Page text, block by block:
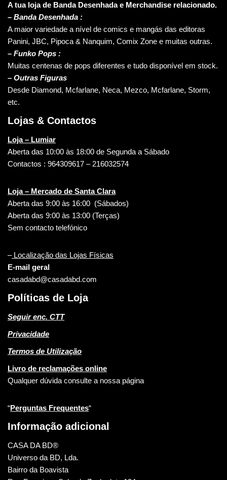
A tua loja de Banda Desenhada e Merchandise relacionado.
– Banda Desenhada :
A maior variedade a nível de comics e mangás das editoras
Panini, JBC, Pipoca & Nanquim, Comix Zone e muitas outras.
– Funko Pops :
Muitas centenas de pops diferentes e tudo disponível em stock.
– Outras Figuras
Desde Diamond, Mcfarlane, Neca, Mezco, Mcfarlane, Storm,
etc.
Lojas & Contactos
Loja – Lumiar
Aberta das 10:00 às 18:00 de Segunda a Sábado
Contactos : 964309617 – 216032574
Loja – Mercado de Santa Clara
Aberta das 9:00 às 16:00 (Sábados)
Aberta das 9:00 às 13:00 (Terças)
Sem contacto telefónico
–Localização das Lojas Físicas
E-mail geral
casadabd@casadabd.com
Políticas de Loja
Seguir enc. CTT
Privacidade
Termos de Utilização
Livro de reclamações online
Qualquer dúvida consulte a nossa página
“Perguntas Frequentes“
Informação adicional
CASA DA BD®
Universo da BD, Lda.
Bairro da Boavista